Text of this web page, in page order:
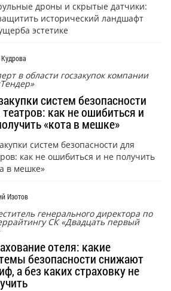
дроны и скрытые датчики:
исторический ландшафт
эстетике
в области госзакупок компании
систем безопасности
как не ошибиться и
«кота в мешке»
систем безопасности для
как не ошибиться и не получить
в мешке»
Изотов
генерального директора по
СК «Двадцать первый
отеля: какие
безопасности снижают
а без каких страховку не